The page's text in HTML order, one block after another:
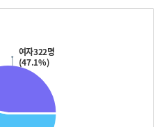
여자322명
(47.1%)